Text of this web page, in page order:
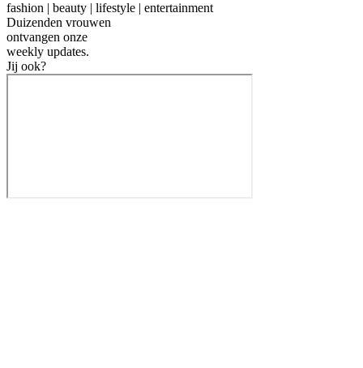
fashion | beauty | lifestyle | entertainment
Duizenden vrouwen
ontvangen onze
weekly updates.
Jij ook?